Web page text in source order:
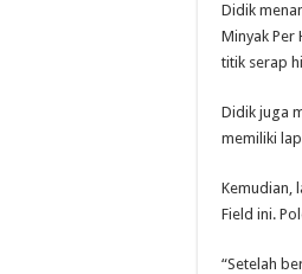
Didik
Minyak Per
titik serap
Didik juga
memiliki
Kemudian,
Field ini.
“Setelah